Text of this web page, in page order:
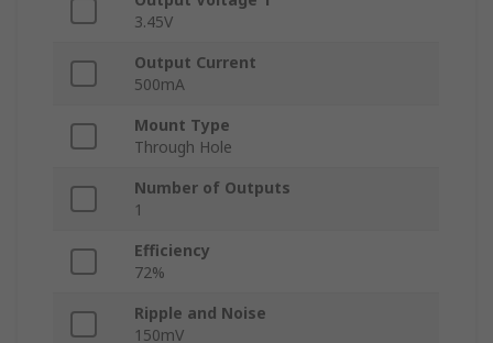
3.45V
Output Current
500mA
Mount Type
Through Hole
Number of Outputs
1
Efficiency
72%
Ripple and Noise
150mV